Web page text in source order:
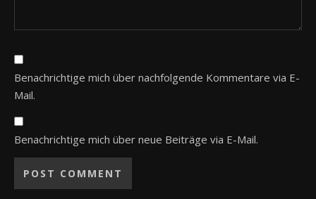
Benachrichtige mich über nachfolgende Kommentare via E-
Mail.
Benachrichtige mich über neue Beiträge via E-Mail.